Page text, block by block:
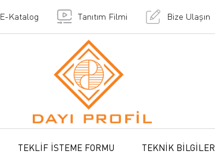
E-Katalog Tanıtım Filmi Bize Ulaşın
TEKLİF İSTEME FORMU TEKNİK BİLGİLER